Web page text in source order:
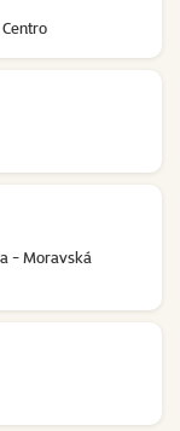
- Moravská